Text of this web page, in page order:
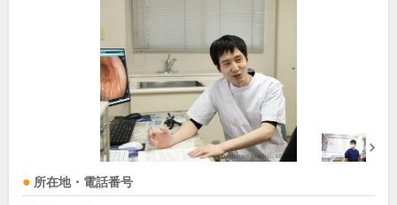
所在地・電話番号